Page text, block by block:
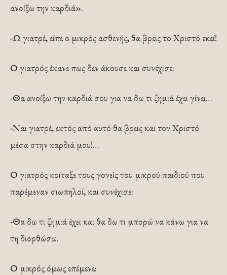
ανοίξω την καρδιά».
-Ω γιατρέ, είπε ο μικρός ασθενής, θα βρεις το Χριστό εκεί!
Ο γιατρός έκανε πως δεν άκουσε και συνέχισε:
-Θα ανοίξω την καρδιά σου για να δω τι ζημιά έχει γίνει…
-Ναι γιατρέ, εκτός από αυτό θα βρεις και τον Χριστό
μέσα στην καρδιά μου!…
Ο γιατρός κοίταξε τους γονείς του μικρού παιδιού που
παρέμεναν σιωπηλοί, και συνέχισε:
-Θα δω τι ζημιά έχει και θα δω τι μπορώ να κάνω για να
τη διορθώσω.
Ο μικρός όμως επέμενε: